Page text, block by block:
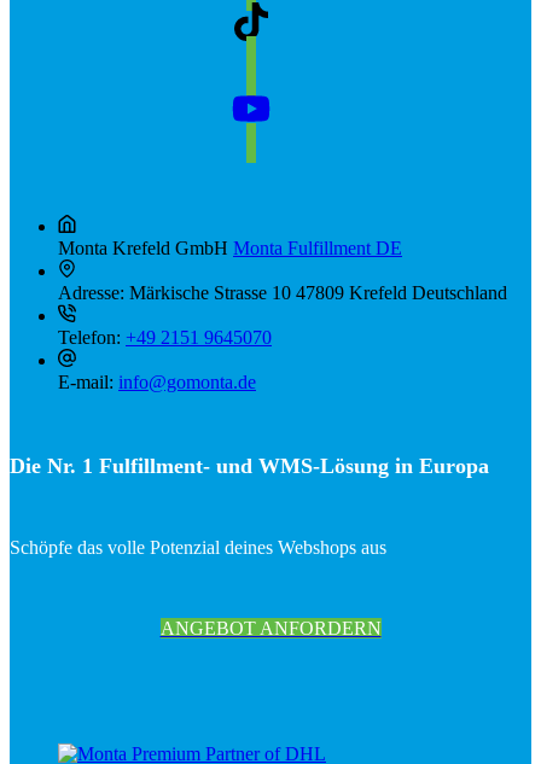
Monta Krefeld GmbH Monta Fulfillment DE
Adresse: Märkische Strasse 10 47809 Krefeld Deutschland
Telefon: +49 2151 9645070
E-mail: info@gomonta.de
Die Nr. 1 Fulfillment- und WMS-Lösung in Europa
Schöpfe das volle Potenzial deines Webshops aus
ANGEBOT ANFORDERN